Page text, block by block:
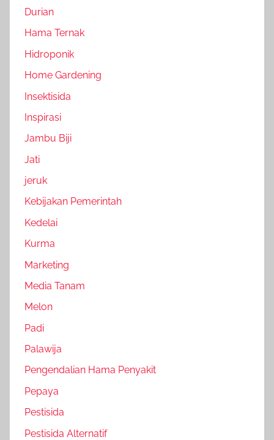
Durian
Hama Ternak
Hidroponik
Home Gardening
Insektisida
Inspirasi
Jambu Biji
Jati
jeruk
Kebijakan Pemerintah
Kedelai
Kurma
Marketing
Media Tanam
Melon
Padi
Palawija
Pengendalian Hama Penyakit
Pepaya
Pestisida
Pestisida Alternatif